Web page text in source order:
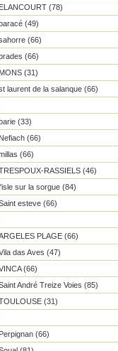
ELANCOURT (78)
(49)
(66)
(66)
MONS (31)
laurent de la salanque (66)
(33)
Nefiach (66)
(66)
RASSIELS (46)
sur la sorgue (84)
esteve (66)
PLAGE (66)
das Aves (47)
(66)
André Treize Voies (85)
(31)
Perpignan (66)